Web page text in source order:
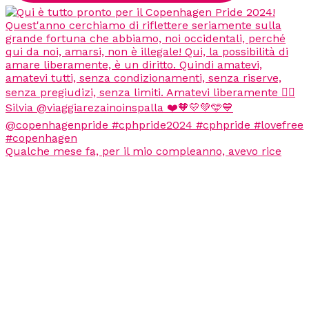
Qualche mese fa, per il mio compleanno, avevo rice